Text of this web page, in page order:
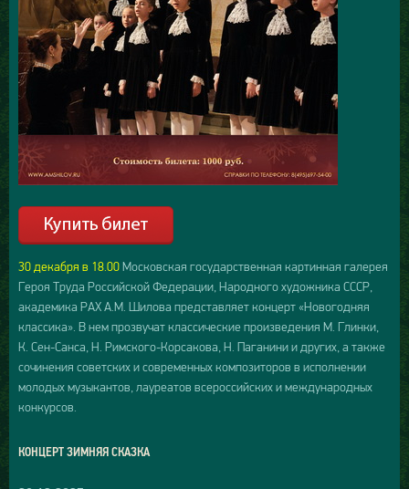
30 декабря в 18.00Московская государственная картинная галерея
Героя Труда Российской Федерации, Народного художника СССР,
академика РАХ А.М. Шилова представляет концерт «Новогодняя
классика». В нем прозвучат классические произведения М. Глинки,
К. Сен-Санса, Н. Римского-Корсакова, Н. Паганини и других, а также
сочинения советских и современных композиторов в исполнении
молодых музыкантов, лауреатов всероссийских и международных
конкурсов.
КОНЦЕРТ ЗИМНЯЯ СКАЗКА